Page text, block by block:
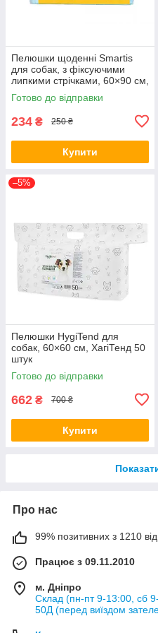
Пелюшки щоденні Smartis
для собак, з фіксуючими
липкими стрічками, 60×90 см,
10 шт
Готово до відправки
234 ₴ 250 ₴
Купити
–5%
Пелюшки HygiTend для
собак, 60×60 см, ХагіТенд 50
штук
Готово до відправки
662 ₴ 700 ₴
Купити
Про нас
99% позитивних з 1210
Працює з 09.11.2010
м. Дніпро
Склад (пн-пт 9-13:00, сб
50Д (перед виїздом